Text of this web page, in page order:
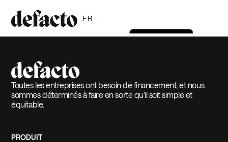
FR
Toutes les entreprises ont besoin de financement, et nous
sommes déterminés à faire en sorte qu'il soit simple et
équitable.
PRODUIT